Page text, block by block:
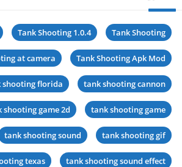
Tank Shooting
Tank Shooting 1.0.4
Tank Shooting Apk Mod
at camera
tank shooting cannon
shooting florida
tank shooting game
shooting game 2d
tank shooting gif
tank shooting sound
tank shooting sound effect
texas